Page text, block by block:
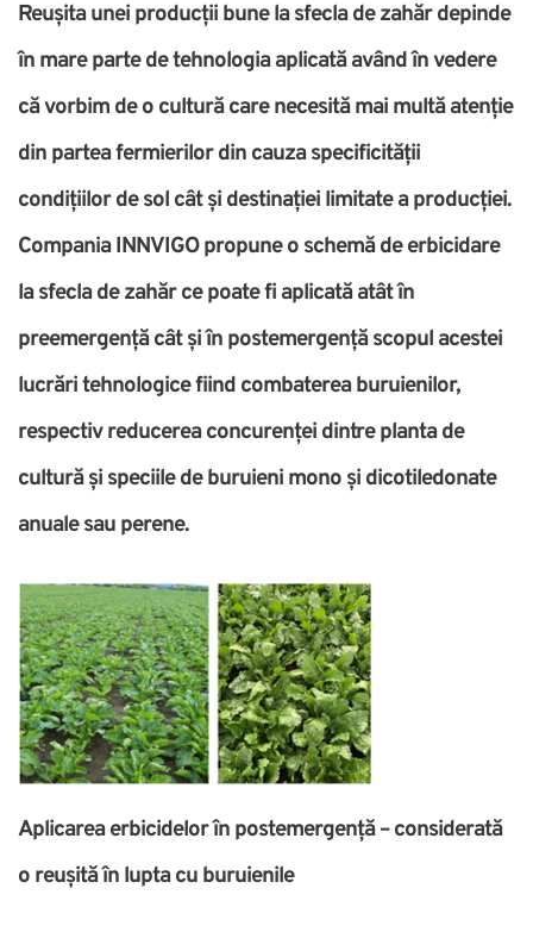
Reușita unei producții bune la sfecla de zahăr depinde
în mare parte de tehnologia aplicată având în vedere
că vorbim de o cultură care necesită mai multă atenție
din partea fermierilor din cauza specificității
condițiilor de sol cât și destinației limitate a producției.
Compania INNVIGO propune o schemă de erbicidare
la sfecla de zahăr ce poate fi aplicată atât în
preemergență cât și în postemergență scopul acestei
lucrări tehnologice fiind combaterea buruienilor,
respectiv reducerea concurenței dintre planta de
cultură și speciile de buruieni mono și dicotiledonate
anuale sau perene.
Aplicarea erbicidelor în postemergență – considerată
o reușită în lupta cu buruienile